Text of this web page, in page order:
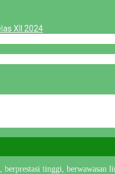
XII 2024
tinggi, berwawasan